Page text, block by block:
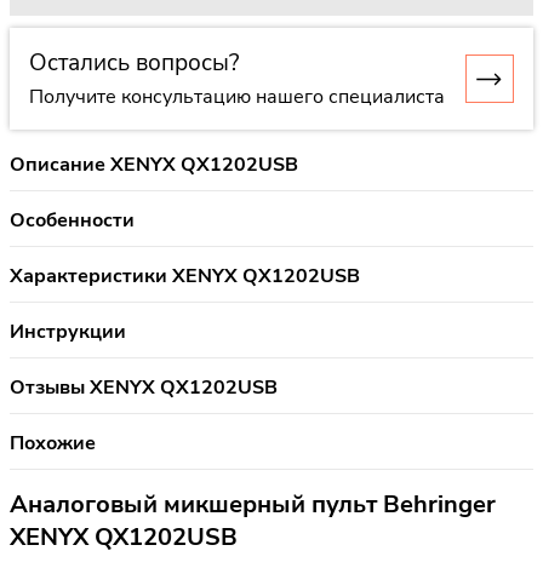
Остались вопросы?
Получите консультацию нашего специалиста
Описание XENYX QX1202USB
Особенности
Характеристики XENYX QX1202USB
Инструкции
Отзывы XENYX QX1202USB
Похожие
Аналоговый микшерный пульт Behringer
XENYX QX1202USB